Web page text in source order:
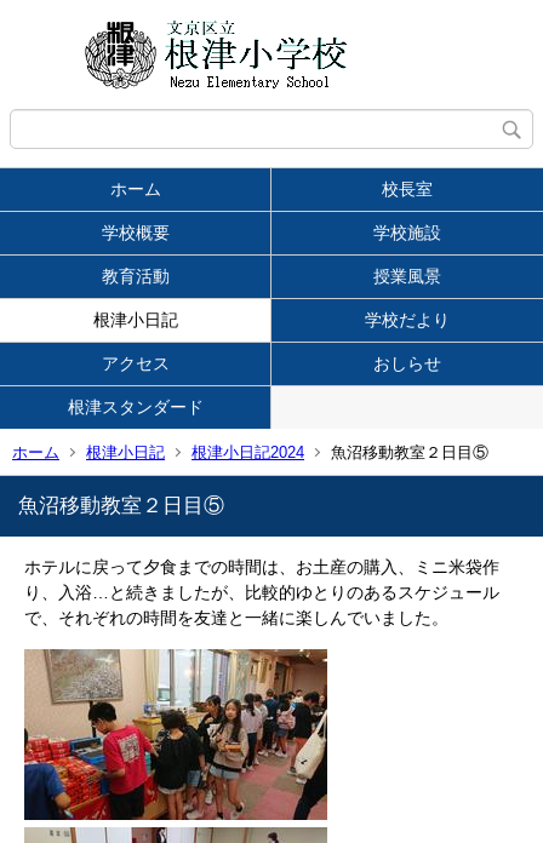
ホーム 校長室
学校概要 学校施設
教育活動 授業風景
根津小日記 学校だより
アクセス おしらせ
根津スタンダード
ホーム 根津小日記 根津小日記2024 魚沼移動教室２日目⑤
魚沼移動教室２日目⑤
ホテルに戻って夕食までの時間は、お土産の購入、ミニ米袋作
り、入浴…と続きましたが、比較的ゆとりのあるスケジュール
で、それぞれの時間を友達と一緒に楽しんでいました。